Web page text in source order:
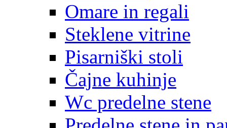
Omare in regali
Steklene vitrine
Pisarniški stoli
Čajne kuhinje
Wc predelne stene